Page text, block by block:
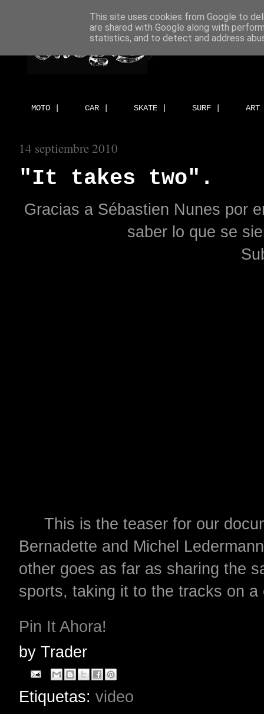
MOTO | CAR | SKATE | SURF |
14 septiembre 2010
"It takes two".
Gracias a Sébastien Nunes por
saber lo que se
This is the teaser for our
Bernadette and Michel
other goes as far as sharing the
sports, taking it to the tracks on a
Pin It Ahora!
by Trader
Etiquetas: video
This site uses cookies from Google to
are shared with Google along with
statistics, and to detect and address